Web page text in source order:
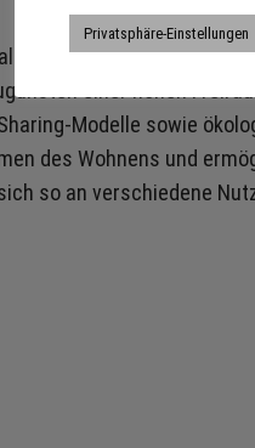
von Gebäuden, Plätzen
einer hohen
Modelle sowie
des Wohnens und
so an verschiedene
Privatsphäre-Einstellungen